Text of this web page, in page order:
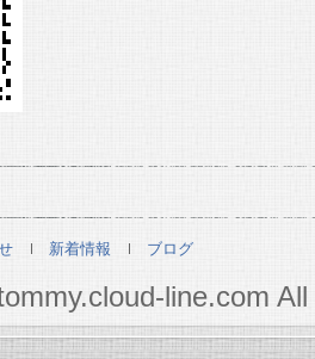
新着情報 ブログ
line.com